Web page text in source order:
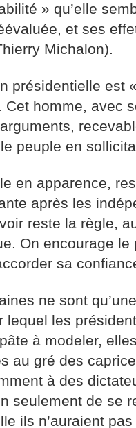
» qu’elle
et ses
Michalon).
présidentielle est
Cet homme, avec
peuple en
en apparence,
après les
reste la règle,
On encourage
sa
ne sont
les
à modeler,
au gré des
à des
seulement de se
ils n’auraient